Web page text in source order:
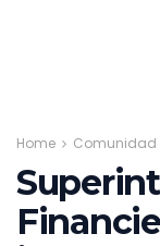
Home Comunidad